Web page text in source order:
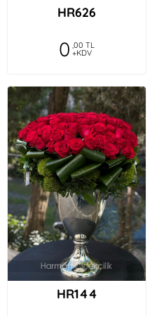
HR626
0 ,00 TL
+KDV
HR144